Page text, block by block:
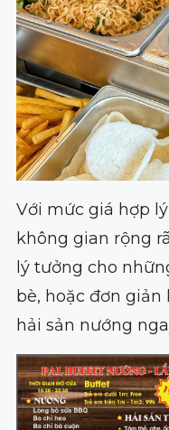
Với mức giá hợp
không gian rộng
lý tưởng cho
bè, hoặc đơn
hải sản nướng